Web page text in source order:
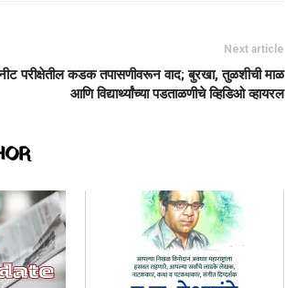
Next article
परीक्षेतील कडक तपासणीवरून वाद; बुरखा, तुळशीची माळ
आणि विद्यार्थ्यांच्या पडताळणीचे व्हिडिओ व्हायरल